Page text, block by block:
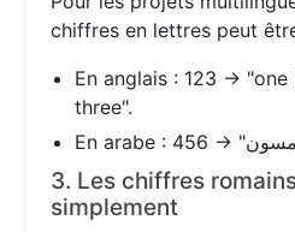
chiffres en lettres peut
En anglais : 123 →
three".
3. Les chiffres
simplement